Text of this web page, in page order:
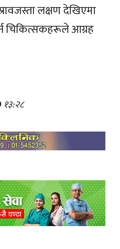
लक्षण देखिएमा
चिकित्सकहरूले आग्रह
१३:२८